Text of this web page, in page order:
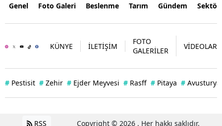
Genel Foto Galeri Beslenme Tarım Gündem
KÜNYE İLETİŞİM
FOTO
GALERİLER
VİDEOLAR
# Pestisit # Zehir # Ejder Meyvesi # Rasff # Pitaya # Avusturya
RSS Copyright © 2026 . Her hakkı saklıdır.